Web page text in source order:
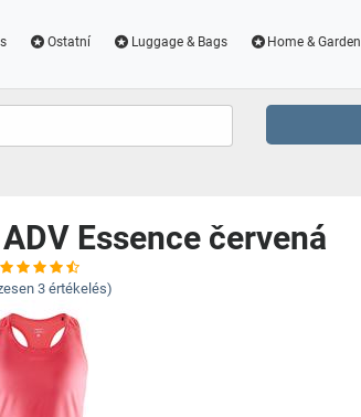
Ostatní Luggage & Bags Home & Garden
Essence červená
3 értékelés)